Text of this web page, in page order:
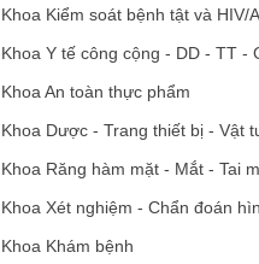
Khoa Kiểm soát bệnh tật và HIV/
Khoa Y tế công cộng - DD - TT -
Khoa An toàn thực phẩm
Khoa Dược - Trang thiết bị - Vật
Khoa Răng hàm mặt - Mắt - Tai
Khoa Xét nghiệm - Chẩn đoán
Khoa Khám bệnh